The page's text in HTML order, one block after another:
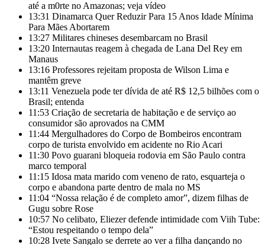
até a m0rte no Amazonas; veja vídeo
13:31 Dinamarca Quer Reduzir Para 15 Anos Idade Mínima
Para Mães Abortarem
13:27 Militares chineses desembarcam no Brasil
13:20 Internautas reagem à chegada de Lana Del Rey em
Manaus
13:16 Professores rejeitam proposta de Wilson Lima e
mantêm greve
13:11 Venezuela pode ter dívida de até R$ 12,5 bilhões com o
Brasil; entenda
11:53 Criação de secretaria de habitação e de serviço ao
consumidor são aprovados na CMM
11:44 Mergulhadores do Corpo de Bombeiros encontram
corpo de turista envolvido em acidente no Rio Acari
11:30 Povo guarani bloqueia rodovia em São Paulo contra
marco temporal
11:15 Idosa mata marido com veneno de rato, esquarteja o
corpo e abandona parte dentro de mala no MS
11:04 “Nossa relação é de completo amor”, dizem filhas de
Gugu sobre Rose
10:57 No celibato, Eliezer defende intimidade com Viih Tube:
“Estou respeitando o tempo dela”
10:28 Ivete Sangalo se derrete ao ver a filha dançando no